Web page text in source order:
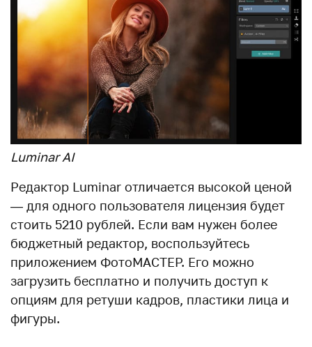
Luminar AI
Редактор Luminar отличается высокой ценой
— для одного пользователя лицензия будет
стоить 5210 рублей. Если вам нужен более
бюджетный редактор, воспользуйтесь
приложением ФотоМАСТЕР. Его можно
загрузить бесплатно и получить доступ к
опциям для ретуши кадров, пластики лица и
фигуры.